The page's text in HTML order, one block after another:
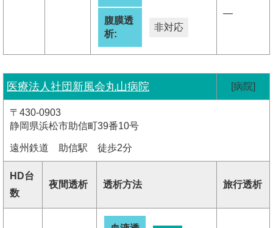
腹膜透
析:
非対応
―
医療法人社団新風会丸山病院 [病院]
〒430-0903
静岡県浜松市助信町39番10号
遠州鉄道 助信駅 徒歩2分
HD台
数
夜間透析 透析方法 旅行透析